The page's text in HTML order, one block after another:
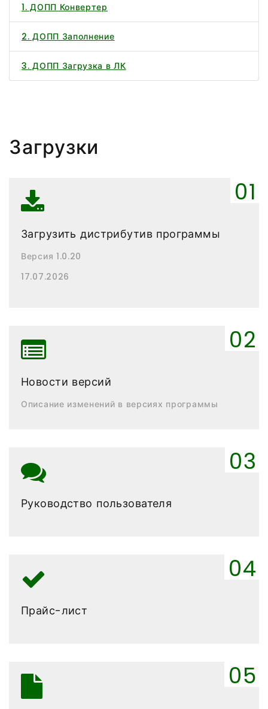
1. ДОПП Конвертер
2. ДОПП Заполнение
3. ДОПП Загрузка в ЛК
Загрузки
Загрузить дистрибутив программы
Версия 1.0.20
17.07.2026
Новости версий
Описание изменений в версиях программы
Руководство пользователя
Прайс-лист